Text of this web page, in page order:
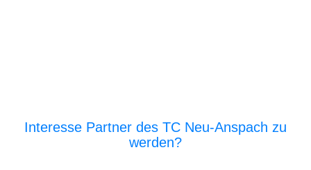
Interesse Partner des TC Neu-Anspach zu
werden?